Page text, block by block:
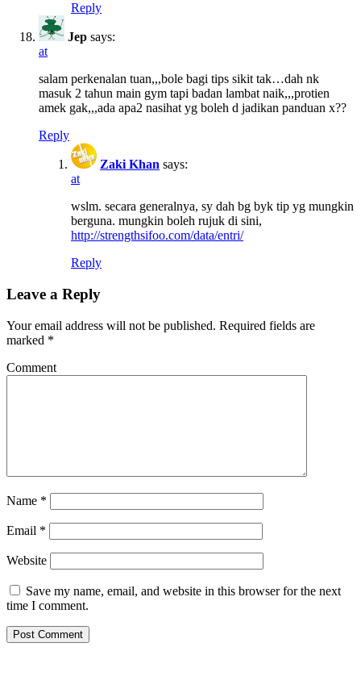
Reply
Jep says:
at
salam perkenalan tuan,,,bole bagi tips sikit tak…dah nk
masuk 2 tahun main gym tapi badan lambat naik,,,protien
amek gak,,,ada apa2 nasihat yg boleh d jadikan panduan x??
Reply
Zaki Khan says:
at
wslm. secara generalnya, sy dah bg byk tip yg mungkin
berguna. mungkin boleh rujuk di sini,
http://strengthsifoo.com/data/entri/
Reply
Leave a Reply
Your email address will not be published. Required fields are
marked *
Comment
Name *
Email *
Website
Save my name, email, and website in this browser for the next
time I comment.